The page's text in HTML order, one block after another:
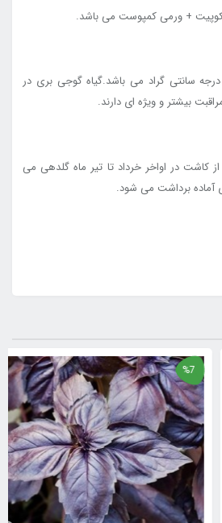
+ ورمی کمپوست می باشد.
ایده آل این گیاه 25 درجه سانتی گراد می باشد.گیاه گوجی بری در
بیشتر و ویژه ای دارند.
3 سال بعد از کاشت در اواخر خرداد تا تیر ماه گلدهی می
برداشت می شود.
%7